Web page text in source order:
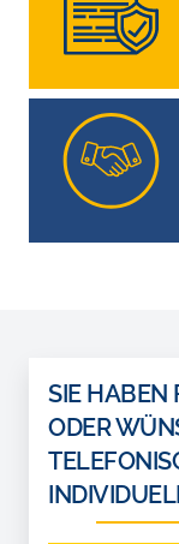
SIE HABEN
ODER